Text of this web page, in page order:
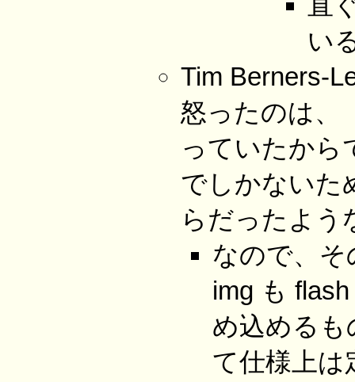
い
Tim Berners-
怒ったのは、
っていたから
でしかないた
らだったよ
なので、そ
img も
め込めるも
て仕様上は